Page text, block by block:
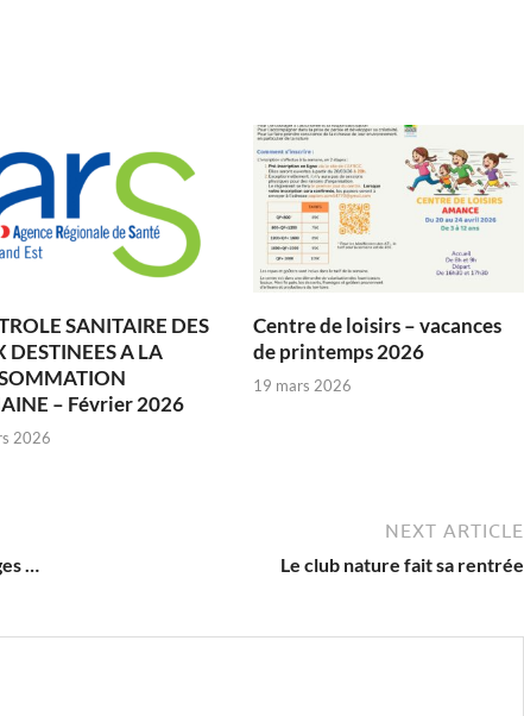
SANITAIRE DES
DESTINEES A LA
– Février 2026
2026
Centre de loisirs – vacances
de printemps 2026
19 mars 2026
…
NEXT ARTICLE
Le club nature fait sa rentrée